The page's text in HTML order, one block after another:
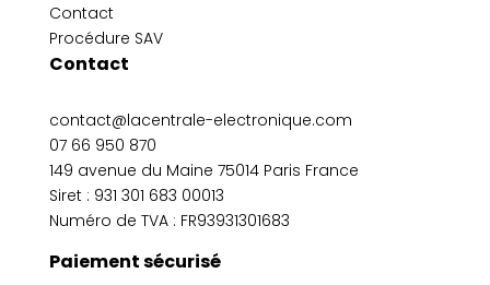
Contact
Procédure SAV
Contact
contact@lacentrale-electronique.com
07 66 950 870
149 avenue du Maine 75014 Paris France
Siret : 931 301 683 00013
Numéro de TVA : FR93931301683
Paiement sécurisé